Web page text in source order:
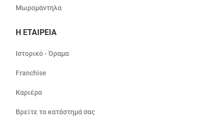
Μωρομάντηλα
Η ΕΤΑΙΡΕΙΑ
Ιστορικό - Όραμα
Franchise
Καριέρα
Βρείτε το κατάστημά σας